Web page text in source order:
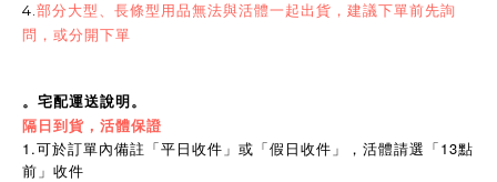
4. 部分大型、長條型用品無法與活體一起出貨，建議下單前先詢
問，或分開下單
。宅配運送說明。
隔日到貨，活體保證
1.可於訂單內備註「平日收件」或「假日收件」，活體請選「13點
前」收件